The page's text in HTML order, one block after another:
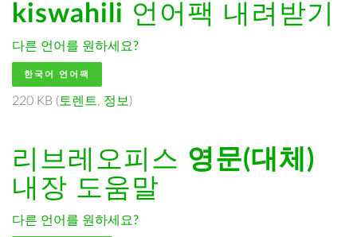
kiswahili 언어팩 내려받기
다른 언어를 원하세요?
한국어 언어팩
220 KB ( 토렌트, 정보 )
리브레오피스 영문(대체)
내장 도움말
다른 언어를 원하세요?